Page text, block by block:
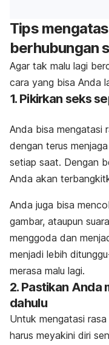
Tips
berhubungan
Agar tak malu lagi
cara yang bisa Anda
1. Pikirkan seks
Anda bisa mengatasi
dengan terus
setiap saat. Dengan
Anda akan
Anda juga bisa
gambar, ataupun
menggoda dan
menjadi lebih
merasa malu lagi.
2. Pastikan Anda
dahulu
Untuk mengatasi
harus meyakini diri